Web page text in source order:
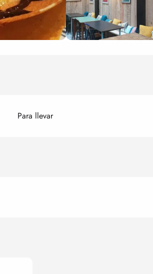
Para llevar